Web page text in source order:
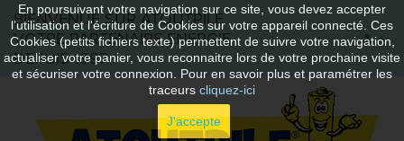
En poursuivant votre navigation sur ce site, vous devez accepter
l’utilisation et l'écriture de Cookies sur votre appareil connecté. Ces
Cookies (petits fichiers texte) permettent de suivre votre navigation,
actualiser votre panier, vous reconnaitre lors de votre prochaine visite
et sécuriser votre connexion. Pour en savoir plus et paramétrer les
traceurs cliquez-ici
J'accepte
BIENVENUE SUR ATOUTPILE
VOTRE PARTENAIRE ENERGIE
DEPUIS 1997